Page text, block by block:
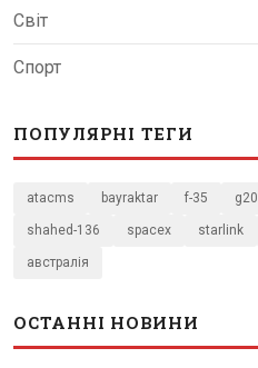
Світ
Спорт
ПОПУЛЯРНІ ТЕГИ
atacms bayraktar f-35 g20
shahed-136 spacex starlink
австралія
ОСТАННІ НОВИНИ